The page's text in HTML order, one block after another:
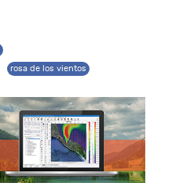
rosa de los vientos